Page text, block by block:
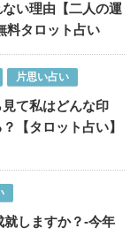
い理由【二人の運
料タロット占い
片思い占い
見て私はどんな印
【タロット占い】
就しますか？-今年